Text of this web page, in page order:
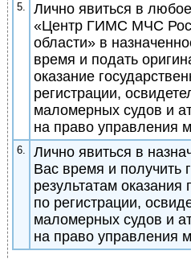
5.
Лично явиться в
«Центр ГИМС МЧС
области» в
время и подать
оказание
регистрации,
маломерных судов и
на право управления
6.
Лично явиться в
Вас время и получить
результатам оказания
по регистрации,
маломерных судов и
на право управления